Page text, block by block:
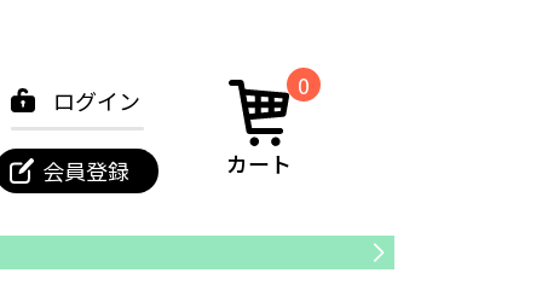
ログイン
会員登録
0
カート